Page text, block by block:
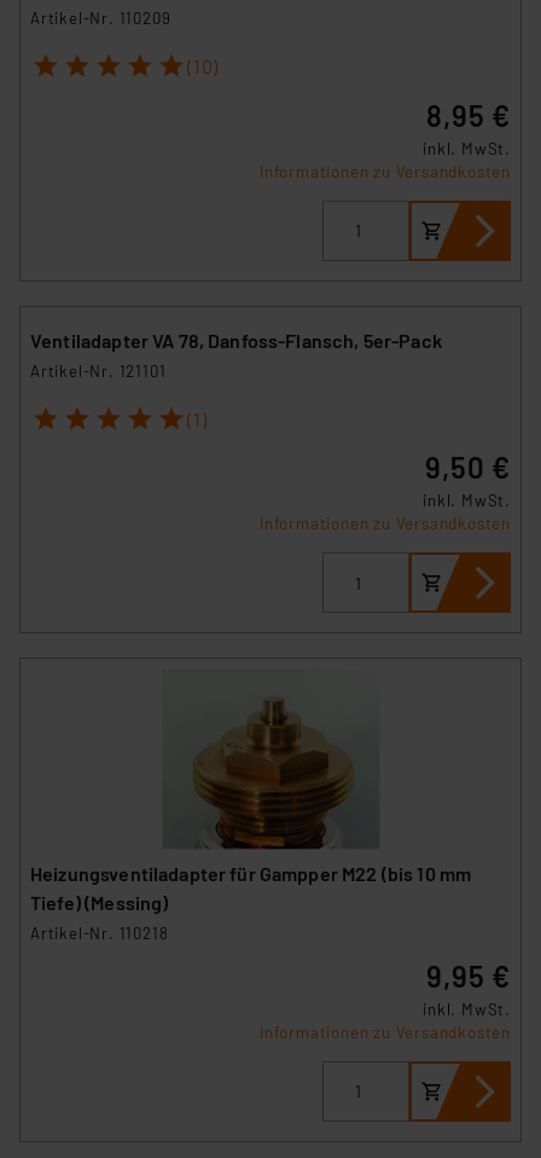
Artikel-Nr. 110209
1 2 3 4 5 (10)
8,95 €
inkl. MwSt.
Informationen zu Versandkosten
Ventiladapter VA 78, Danfoss-Flansch, 5er-Pack
Artikel-Nr. 121101
1 2 3 4 5 (1)
9,50 €
inkl. MwSt.
Informationen zu Versandkosten
Heizungsventiladapter für Gampper M22 (bis 10 mm
Tiefe) (Messing)
Artikel-Nr. 110218
9,95 €
inkl. MwSt.
Informationen zu Versandkosten